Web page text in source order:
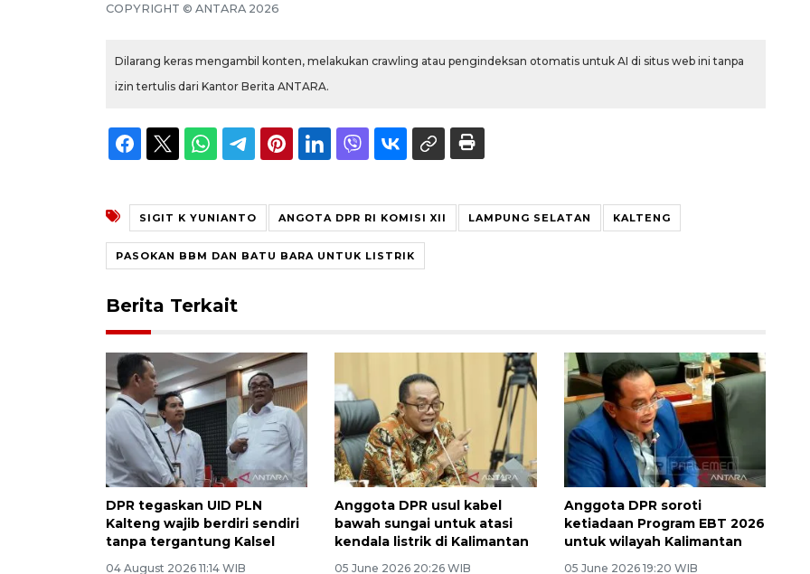
COPYRIGHT © ANTARA 2026
Dilarang keras mengambil konten, melakukan crawling atau pengindeksan otomatis untuk AI di situs web ini tanpa
izin tertulis dari Kantor Berita ANTARA.
SIGIT K YUNIANTO ANGOTA DPR RI KOMISI XII LAMPUNG SELATAN KALTENG
PASOKAN BBM DAN BATU BARA UNTUK LISTRIK
Berita Terkait
DPR tegaskan UID PLN
Kalteng wajib berdiri sendiri
tanpa tergantung Kalsel
04 August 2026 11:14 WIB
Anggota DPR usul kabel
bawah sungai untuk atasi
kendala listrik di Kalimantan
05 June 2026 20:26 WIB
Anggota DPR soroti
ketiadaan Program EBT 2026
untuk wilayah Kalimantan
05 June 2026 19:20 WIB